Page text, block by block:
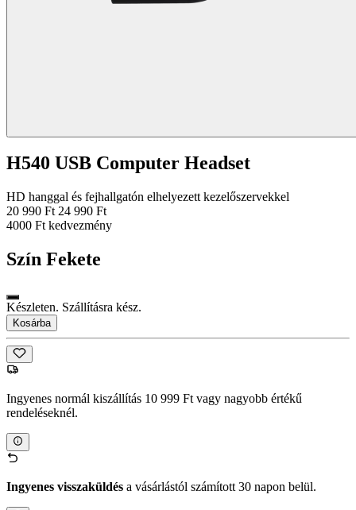
H540 USB Computer Headset
HD hanggal és fejhallgatón elhelyezett kezelőszervekkel
20 990 Ft 24 990 Ft
4000 Ft kedvezmény
Szín Fekete
Készleten. Szállításra kész.
Kosárba
Ingyenes normál kiszállítás 10 999 Ft vagy nagyobb értékű
rendeléseknél.
Ingyenes visszaküldés a vásárlástól számított 30 napon belül.